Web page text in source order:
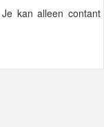
kan alleen contant